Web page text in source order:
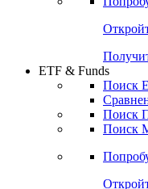
ETF & Funds
Поиск
Поиск
Поиск